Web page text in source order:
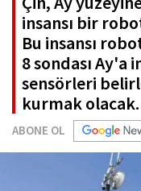
insansı bir
Bu insansı
8 sondası
sensörleri
kurmak olacak.
ABONE OL